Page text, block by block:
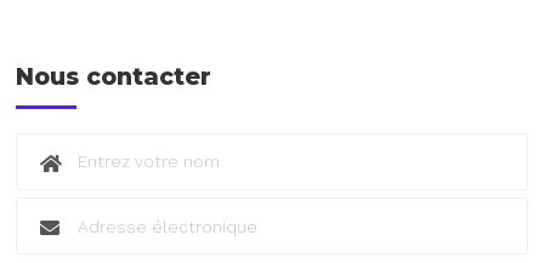
Nous contacter